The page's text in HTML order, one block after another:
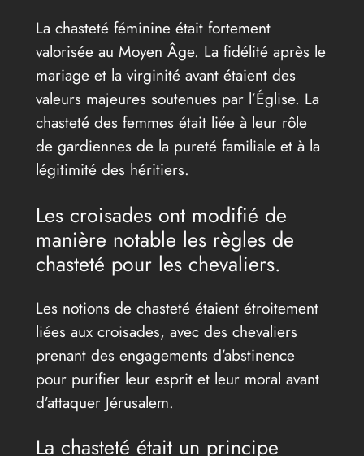
La chasteté féminine était fortement
valorisée au Moyen Âge. La fidélité après le
mariage et la virginité avant étaient des
valeurs majeures soutenues par l’Église. La
chasteté des femmes était liée à leur rôle
de gardiennes de la pureté familiale et à la
légitimité des héritiers.
Les croisades ont modifié de
manière notable les règles de
chasteté pour les chevaliers.
Les notions de chasteté étaient étroitement
liées aux croisades, avec des chevaliers
prenant des engagements d’abstinence
pour purifier leur esprit et leur moral avant
d’attaquer Jérusalem.
La chasteté était un principe